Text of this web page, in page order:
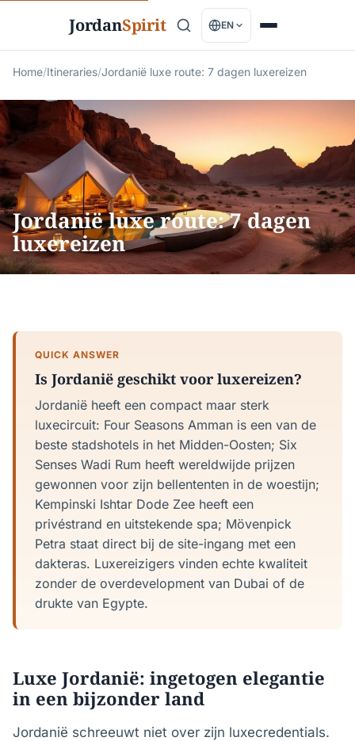
JordanSpirit EN
Home/Itineraries/Jordanië luxe route: 7 dagen luxereizen
Jordanië luxe route: 7 dagen
luxereizen
QUICK ANSWER
Is Jordanië geschikt voor luxereizen?
Jordanië heeft een compact maar sterk
luxecircuit: Four Seasons Amman is een van de
beste stadshotels in het Midden-Oosten; Six
Senses Wadi Rum heeft wereldwijde prijzen
gewonnen voor zijn bellententen in de woestijn;
Kempinski Ishtar Dode Zee heeft een
privéstrand en uitstekende spa; Mövenpick
Petra staat direct bij de site-ingang met een
dakteras. Luxereizigers vinden echte kwaliteit
zonder de overdevelopment van Dubai of de
drukte van Egypte.
Luxe Jordanië: ingetogen elegantie
in een bijzonder land
Jordanië schreeuwt niet over zijn luxecredentials.